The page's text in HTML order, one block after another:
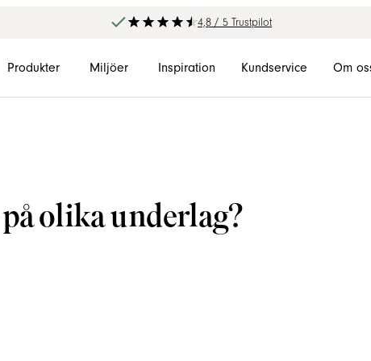
4,8 / 5 Trustpilot
Produkter Miljöer Inspiration Kundservice Om
olika underlag?